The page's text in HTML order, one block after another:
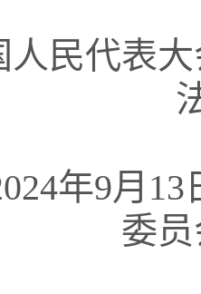
人民代表
年9月
委